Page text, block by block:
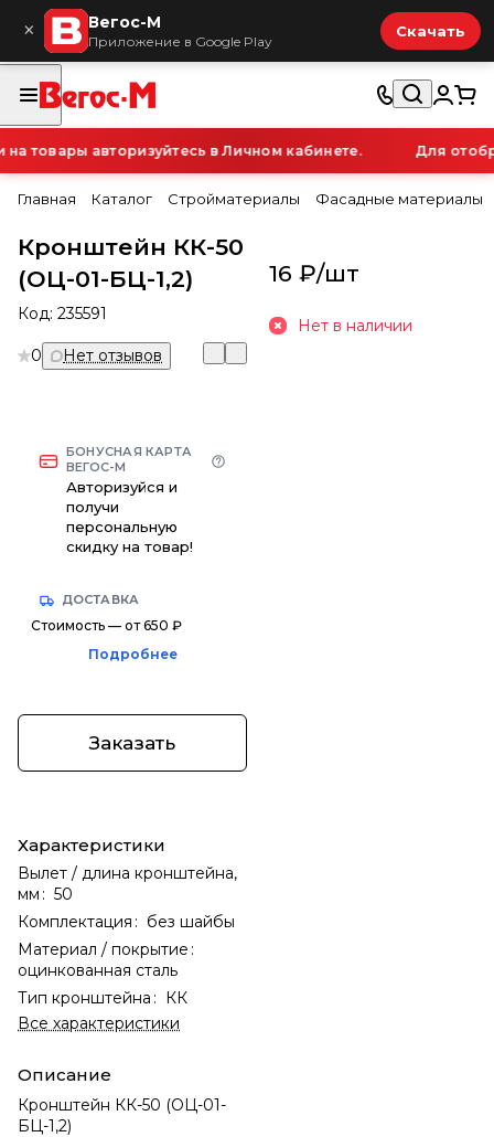
× Вегос-М
Приложение в Google Play
Скачать
товары авторизуйтесь в Личном кабинете. Для
Главная Каталог Стройматериалы Фасадные материалы
Кронштейн КК-50
(ОЦ-01-БЦ-1,2)
Код: 235591
0 Нет отзывов
БОНУСНАЯ КАРТА
ВЕГОС-М
Авторизуйся и
получи
персональную
скидку на товар!
ДОСТАВКА
Стоимость — от 650 ₽
Подробнее
Заказать
Характеристики
Вылет / длина кронштейна,
мм : 50
Комплектация : без шайбы
Материал / покрытие :
оцинкованная сталь
Тип кронштейна : КК
Все характеристики
Описание
Кронштейн КК-50 (ОЦ-01-
БЦ-1,2)
16 ₽/шт
Нет в наличии